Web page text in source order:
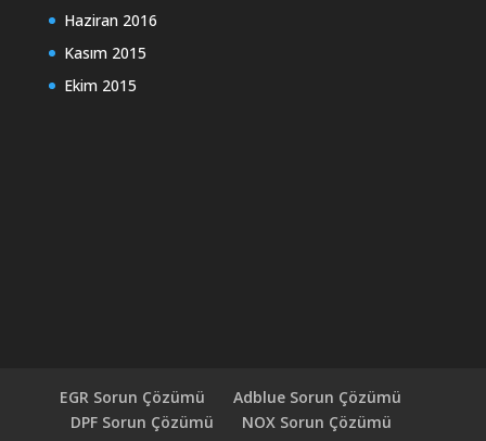
Haziran 2016
Kasım 2015
Ekim 2015
EGR Sorun Çözümü
Adblue Sorun Çözümü
DPF Sorun Çözümü
NOX Sorun Çözümü